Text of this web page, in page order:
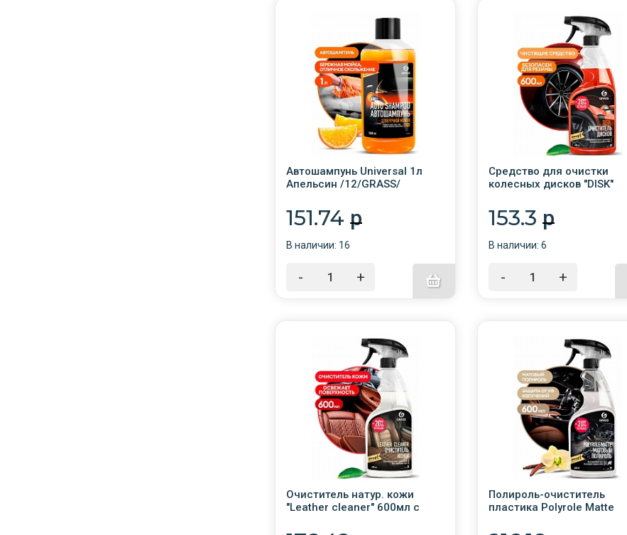
Автошампунь Universal 1л
Апельсин /12/GRASS/
151.74 p
В наличии: 16
- +
Средство для очистки
колесных дисков "DISK"
/6/GRASS/110373/
моющее средство для
других изделий из легких
эффективно удаляет с
от тормозных колодок,
153.3 p
В наличии: 6
- +
Очиститель натур. кожи
"Leather cleaner" 600мл с
Полироль-очиститель
пластика Polyrole Matte